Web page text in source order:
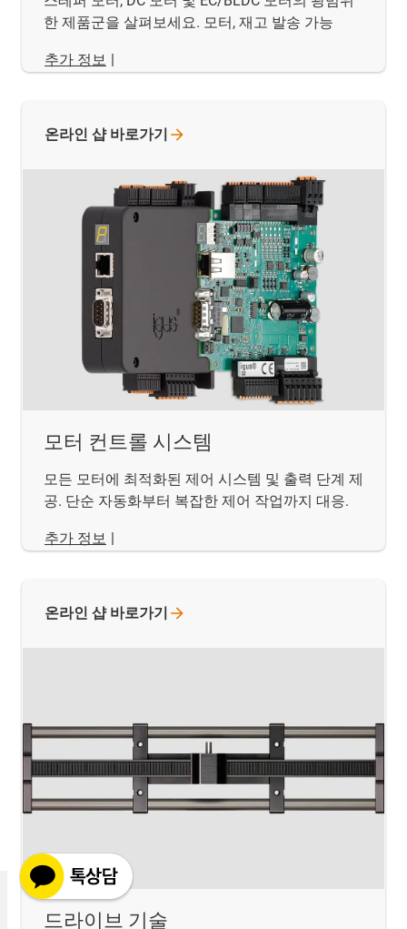
한 제품군을 살펴보세요. 모터, 재고 발송 가능
추가 정보 |
모터 컨트롤 시스템
모든 모터에 최적화된 제어 시스템 및 출력 단계 제
공. 단순 자동화부터 복잡한 제어 작업까지 대응.
추가 정보 |
온라인 샵 바로가기
드라이브 기술
온라인 샵 바로가기